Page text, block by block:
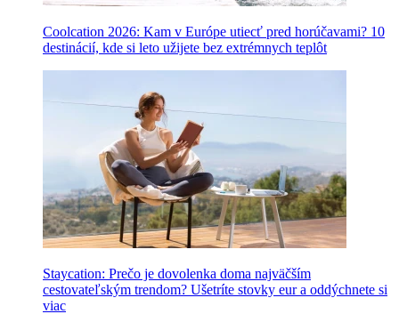
Coolcation 2026: Kam v Európe utiecť pred horúčavami? 10
destinácií, kde si leto užijete bez extrémnych teplôt
Staycation: Prečo je dovolenka doma najväčším
cestovateľským trendom? Ušetríte stovky eur a oddýchnete si
viac